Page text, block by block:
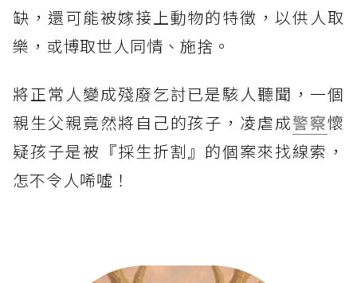
缺，還可能被嫁接上動物的特徵，以供人取
樂，或博取世人同情、施捨。
將正常人變成殘廢乞討已是駭人聽聞，一個
親生父親竟然將自己的孩子，凌虐成警察懷
疑孩子是被『採生折割』的個案來找線索，
怎不令人唏噓！